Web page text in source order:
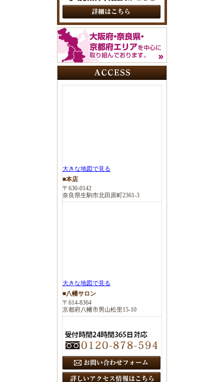
大きな地図で見る
■本店
〒630-0142
奈良県生駒市北田原町2361-3
大きな地図で見る
■八幡サロン
〒614-8364
京都府八幡市男山松里15-10